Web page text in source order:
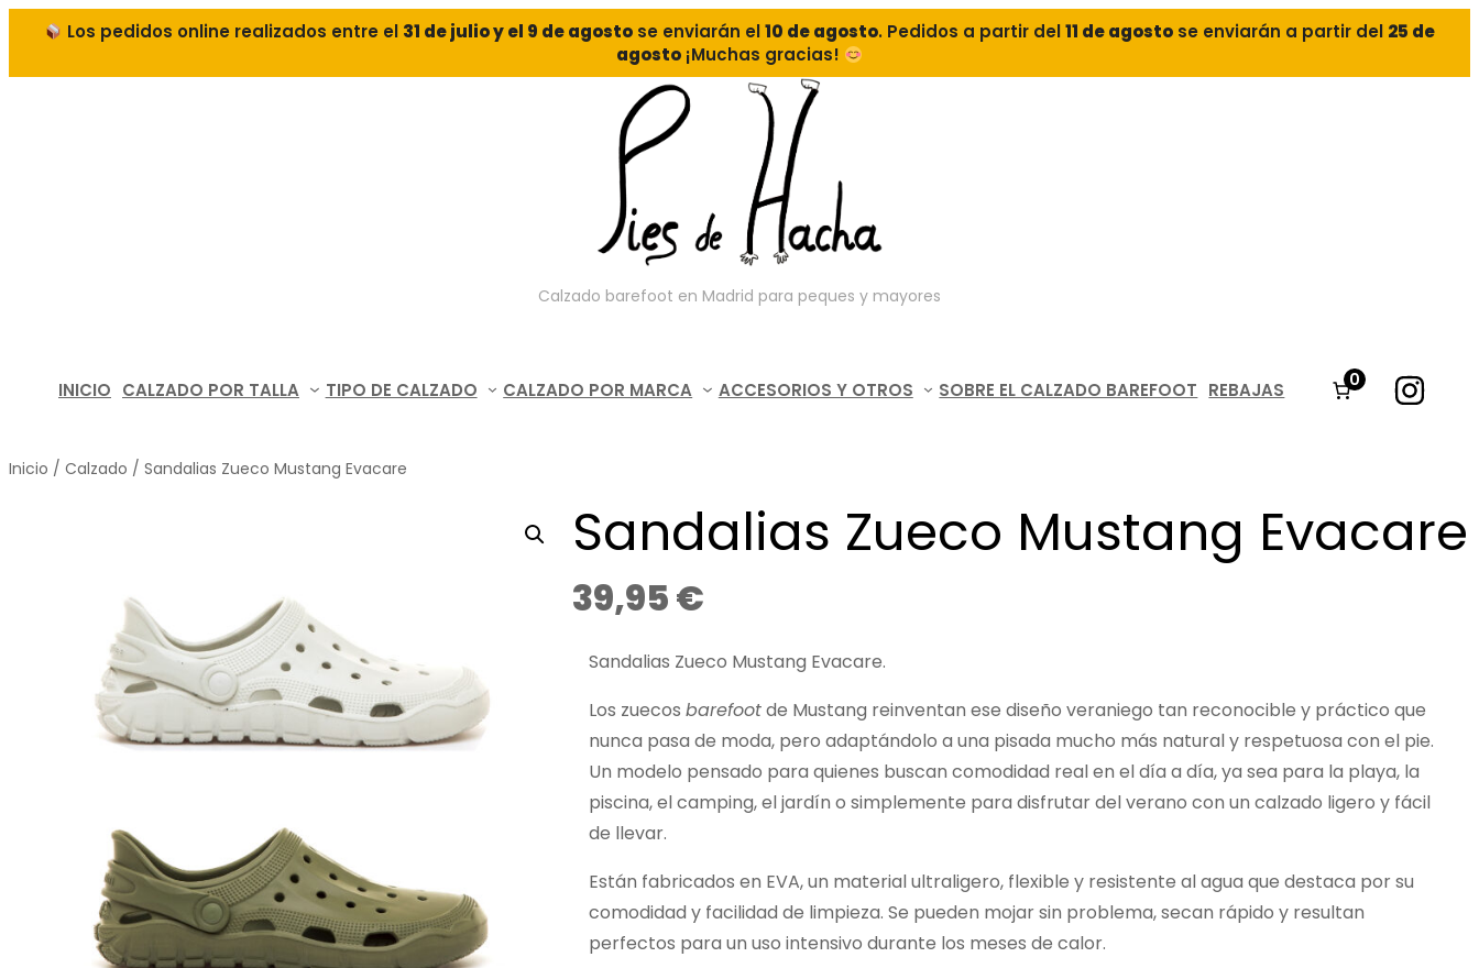
Los pedidos online realizados entre el 31 de julio y el 9 de agosto se enviarán el10 de agosto. Pedidos a partir del11 de agosto se enviarán a partir del 25 de
agosto¡Muchas gracias!
Calzado barefoot en Madrid para peques y mayores
INICIO CALZADO POR TALLA TIPO DE CALZADO CALZADO POR MARCA ACCESORIOS Y OTROS SOBRE EL CALZADO BAREFOOT REBAJAS 0
Inicio / Calzado / Sandalias Zueco Mustang Evacare
Sandalias Zueco Mustang Evacare
39,95€
Sandalias Zueco Mustang Evacare.
Los zuecos barefootde Mustang reinventan ese diseño veraniego tan reconocible y práctico que
nunca pasa de moda, pero adaptándolo a una pisada mucho más natural y respetuosa con el pie.
Un modelo pensado para quienes buscan comodidad real en el día a día, ya sea para la playa, la
piscina, el camping, el jardín o simplemente para disfrutar del verano con un calzado ligero y fácil
de llevar.
Están fabricados en EVA, un material ultraligero, flexible y resistente al agua que destaca por su
comodidad y facilidad de limpieza. Se pueden mojar sin problema, secan rápido y resultan
perfectos para un uso intensivo durante los meses de calor.